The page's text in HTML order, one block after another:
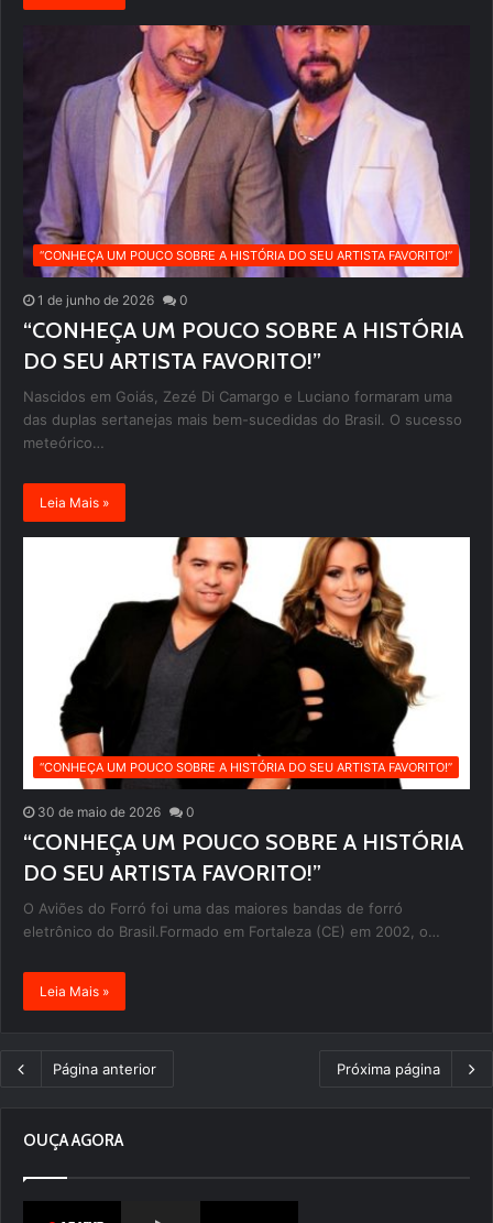
“CONHEÇA UM POUCO SOBRE A HISTÓRIA DO SEU ARTISTA FAVORITO!”
1 de junho de 2026 0
“CONHEÇA UM POUCO SOBRE A HISTÓRIA
DO SEU ARTISTA FAVORITO!”
Nascidos em Goiás, Zezé Di Camargo e Luciano formaram uma
das duplas sertanejas mais bem-sucedidas do Brasil. O sucesso
meteórico…
Leia Mais »
“CONHEÇA UM POUCO SOBRE A HISTÓRIA DO SEU ARTISTA FAVORITO!”
30 de maio de 2026 0
“CONHEÇA UM POUCO SOBRE A HISTÓRIA
DO SEU ARTISTA FAVORITO!”
O Aviões do Forró foi uma das maiores bandas de forró
eletrônico do Brasil.Formado em Fortaleza (CE) em 2002, o…
Leia Mais »
Página anterior Próxima página
OUÇA AGORA